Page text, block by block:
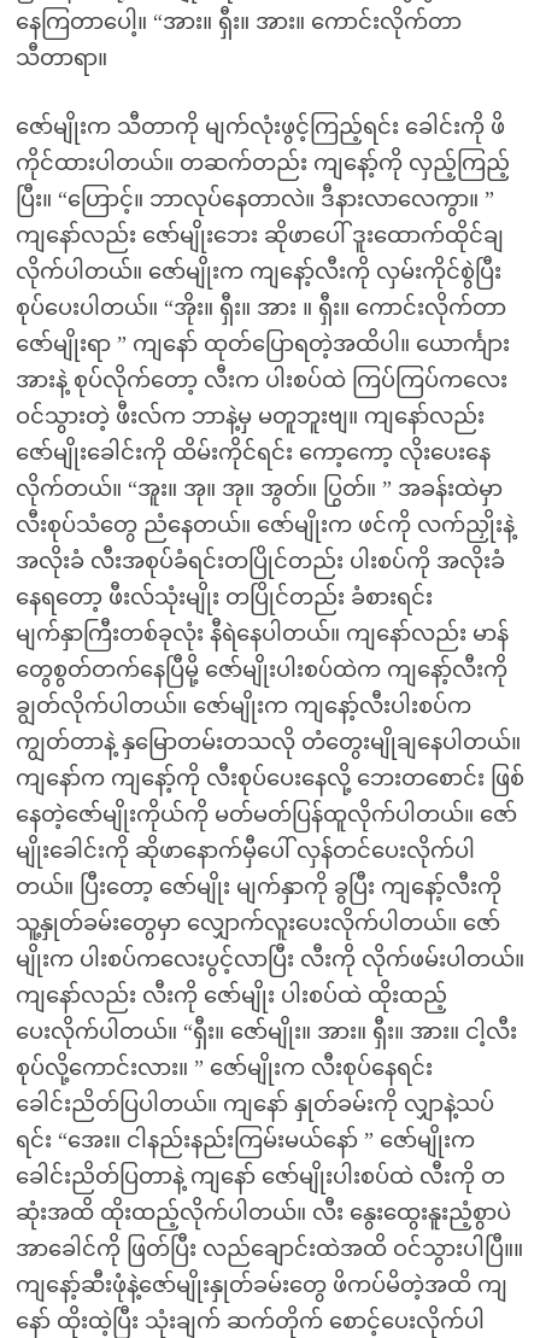
နေကြတာပေါ့။ “အား။ ရှီး။ အား။ ကောင်းလိုက်တာ
သီတာရာ။
ဇော်မျိုးက သီတာကို မျက်လုံးဖွင့်ကြည့်ရင်း ခေါင်းကို ဖိ
ကိုင်ထားပါတယ်။ တဆက်တည်း ကျနော့်ကို လှည့်ကြည့်
ပြီး။ “ဟြောင့်။ ဘာလုပ်နေတာလဲ။ ဒီနားလာလေကွာ။ ”
ကျနော်လည်း ဇော်မျိုးဘေး ဆိုဖာပေါ် ဒူးထောက်ထိုင်ချ
လိုက်ပါတယ်။ ဇော်မျိုးက ကျနော့်လီးကို လှမ်းကိုင်စွဲပြီး
စုပ်ပေးပါတယ်။ “အိုး။ ရှီး။ အား ။ ရှီး။ ကောင်းလိုက်တာ
ဇော်မျိုးရာ ” ကျနော် ထုတ်ပြောရတဲ့အထိပါ။ ယောင်္ကျား
အားနဲ့ စုပ်လိုက်တော့ လီးက ပါးစပ်ထဲ ကြပ်ကြပ်ကလေး
ဝင်သွားတဲ့ ဖီးလ်က ဘာနဲ့မှ မတူဘူးဗျ။ ကျနော်လည်း
ဇော်မျိုးခေါင်းကို ထိမ်းကိုင်ရင်း ကော့ကော့ လိုးပေးနေ
လိုက်တယ်။ “အူး။ အု။ အု။ အွတ်။ ပြွတ်။ ” အခန်းထဲမှာ
လီးစုပ်သံတွေ ညံနေတယ်။ ဇော်မျိုးက ဖင်ကို လက်ညှိုးနဲ့
အလိုးခံ လီးအစုပ်ခံရင်းတပြိုင်တည်း ပါးစပ်ကို အလိုးခံ
နေရတော့ ဖီးလ်သုံးမျိုး တပြိုင်တည်း ခံစားရင်း
မျက်နှာကြီးတစ်ခုလုံး နီရဲနေပါတယ်။ ကျနော်လည်း မာန်
တွေစွတ်တက်နေပြီမို့ ဇော်မျိုးပါးစပ်ထဲက ကျနော့်လီးကို
ချွတ်လိုက်ပါတယ်။ ဇော်မျိုးက ကျနော့်လီးပါးစပ်က
ကျွတ်တာနဲ့ နှမြောတမ်းတသလို တံတွေးမျိုချနေပါတယ်။
ကျနော်က ကျနော့်ကို လီးစုပ်ပေးနေလို့ ဘေးတစောင်း ဖြစ်
နေတဲ့ဇော်မျိုးကိုယ်ကို မတ်မတ်ပြန်ထူလိုက်ပါတယ်။ ဇော်
မျိုးခေါင်းကို ဆိုဖာနောက်မှီပေါ် လှန်တင်ပေးလိုက်ပါ
တယ်။ ပြီးတော့ ဇော်မျိုး မျက်နှာကို ခွပြီး ကျနော့်လီးကို
သူ့နှုတ်ခမ်းတွေမှာ လျှောက်လူးပေးလိုက်ပါတယ်။ ဇော်
မျိုးက ပါးစပ်ကလေးပွင့်လာပြီး လီးကို လိုက်ဖမ်းပါတယ်။
ကျနော်လည်း လီးကို ဇော်မျိုး ပါးစပ်ထဲ ထိုးထည့်
ပေးလိုက်ပါတယ်။ “ရှီး။ ဇော်မျိုး။ အား။ ရှီး။ အား။ ငါ့လီး
စုပ်လို့ကောင်းလား။ ” ဇော်မျိုးက လီးစုပ်နေရင်း
ခေါင်းညိတ်ပြပါတယ်။ ကျနော် နှုတ်ခမ်းကို လျှာနဲ့သပ်
ရင်း “အေး။ ငါနည်းနည်းကြမ်းမယ်နော် ” ဇော်မျိုးက
ခေါင်းညိတ်ပြတာနဲ့ ကျနော် ဇော်မျိုးပါးစပ်ထဲ လီးကို တ
ဆုံးအထိ ထိုးထည့်လိုက်ပါတယ်။ လီး နွေးထွေးနူးညံ့စွာပဲ
အာခေါင်ကို ဖြတ်ပြီး လည်ချောင်းထဲအထိ ဝင်သွားပါပြီ။။
ကျနော့်ဆီးဖုံနဲ့ဇော်မျိုးနှုတ်ခမ်းတွေ ဖိကပ်မိတဲ့အထိ ကျ
နော် ထိုးထဲ့ပြီး သုံးချက် ဆက်တိုက် စောင့်ပေးလိုက်ပါ